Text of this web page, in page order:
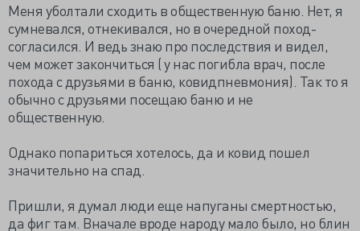
Меня уболтали сходить в общественную баню. Нет, я
сумневался, отнекивался, но в очередной поход-
согласился. И ведь знаю про последствия и видел,
чем может закончиться ( у нас погибла врач, после
похода с друзьями в баню, ковидпневмония). Так то я
обычно с друзьями посещаю баню и не
общественную.
Однако попариться хотелось, да и ковид пошел
значительно на спад.
Пришли, я думал люди еще напуганы смертностью,
да фиг там. Вначале вроде народу мало было, но блин